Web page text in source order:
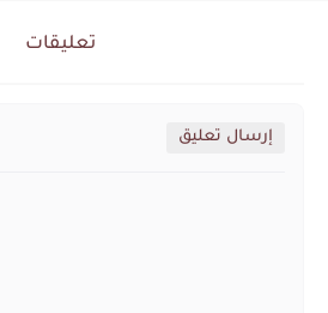
تعليقات
إرسال تعليق